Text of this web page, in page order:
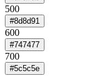
500
#8d8d91
600
#747477
700
#5c5c5e